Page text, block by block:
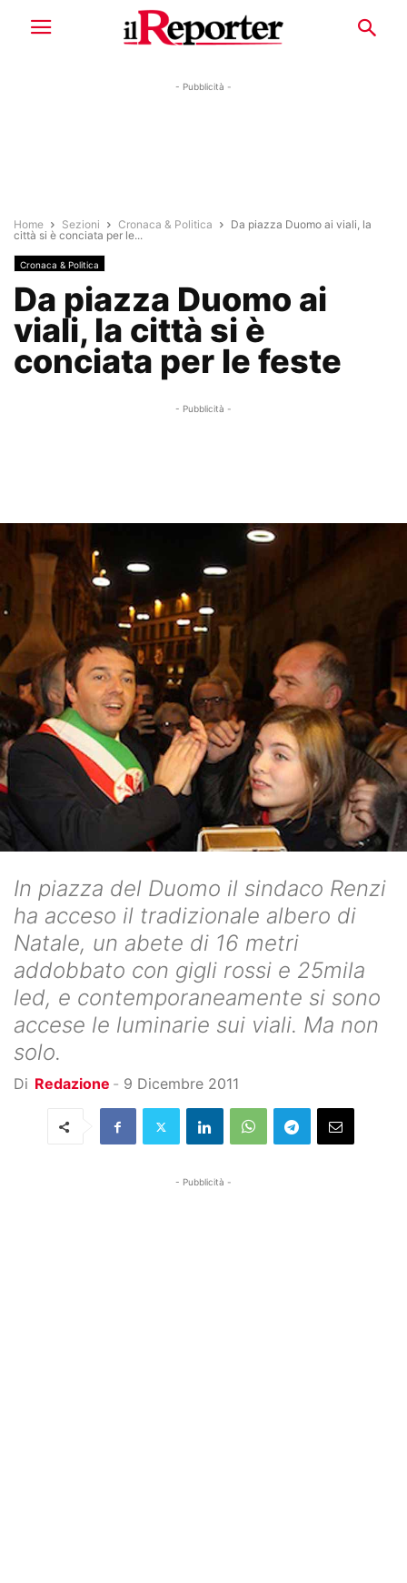
- Pubblicità -
Home Sezioni Cronaca & Politica
Da piazza Duomo ai viali, la
città si è conciata per le...
Cronaca & Politica
Da piazza Duomo ai
viali, la città si è
conciata per le feste
- Pubblicità -
In piazza del Duomo il sindaco Renzi
ha acceso il tradizionale albero di
Natale, un abete di 16 metri
addobbato con gigli rossi e 25mila
led, e contemporaneamente si sono
accese le luminarie sui viali. Ma non
solo.
Di Redazione - 9 Dicembre 2011
- Pubblicità -